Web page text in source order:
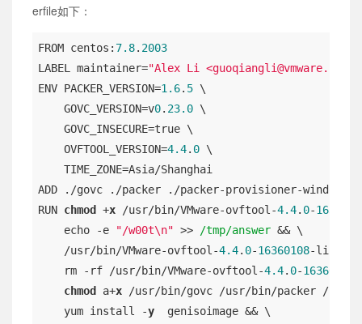
erfile如下：
FROM centos: 7.8. 2003
LABEL maintainer="Alex Li <guoqiangli@vmware.com>"
ENV PACKER_VERSION=1.6. 5 \
    GOVC_VERSION=v
0. 23.0 \
    GOVC_INSECURE=true \
    OVFTOOL_VERSION=
4.4. 0 \
    TIME_ZONE=Asia/Shanghai
ADD ./govc ./packer ./packer-provisioner-windows-
RUN chmod +x /usr/bin/VMware-ovftool-4.4. 0-
    echo -e
"/w00t\n" >> /tmp/answer && \
    /usr/bin/VMware-ovftool-
4.4. 0-16360108-
    rm -rf /usr/bin/VMware-ovftool-
4.4. 0-16360108
chmod
a+x /usr/bin/govc /usr/bin/packer /usr/
    yum install -
y
  genisoimage && \